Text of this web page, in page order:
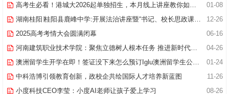
01-08
高考生必看！港城大2026起单独招生，本月线上讲座教你如何“双线冲刺”
12-26
湖南桂阳∣桂阳县鹿峰中学:开展法治讲座暨“书记、校长思政课堂”活动
06-16
2025高考考情大会圆满闭幕
04-26
河南建筑职业技术学院：聚焦立德树人根本任务 推进新时代思政课建设
01-24
澳洲留学生开学在即！签证没下来怎么预订Iglu澳洲留学生公寓？
11-26
中科浩博引领教育创新，政校企共绘国际人才培养新蓝图
08-26
小度科技CEO李莹：小度AI老师让孩子爱上学习